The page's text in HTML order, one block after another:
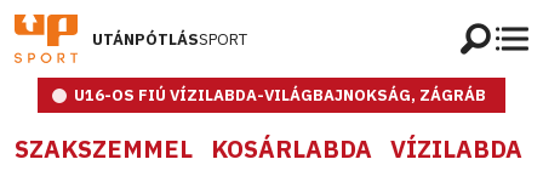
UTÁNPÓTLÁSSPORT
U16-OS FIÚ VÍZILABDA-VILÁGBAJNOKSÁG, ZÁGRÁB
SZAKSZEMMEL KOSÁRLABDA VÍZILABDA